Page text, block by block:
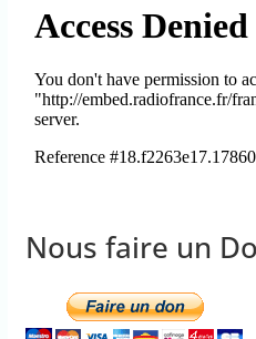
Nous faire un